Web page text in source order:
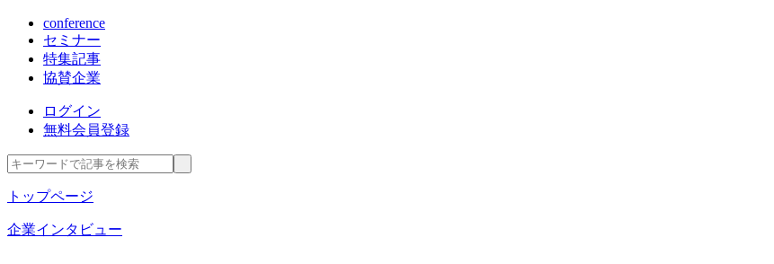
conference
セミナー
特集記事
協賛企業
ログイン
無料会員登録
トップページ
企業インタビュー